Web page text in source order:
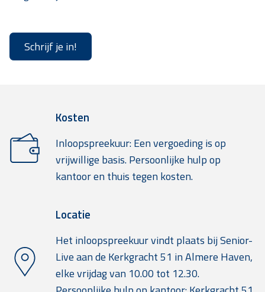
Schrijf je in!
Kosten
Inloopspreekuur: Een vergoeding is op
vrijwillige basis. Persoonlijke hulp op
kantoor en thuis tegen kosten.
Locatie
Het inloopspreekuur vindt plaats bij Senior-
Live aan de Kerkgracht 51 in Almere Haven,
elke vrijdag van 10.00 tot 12.30.